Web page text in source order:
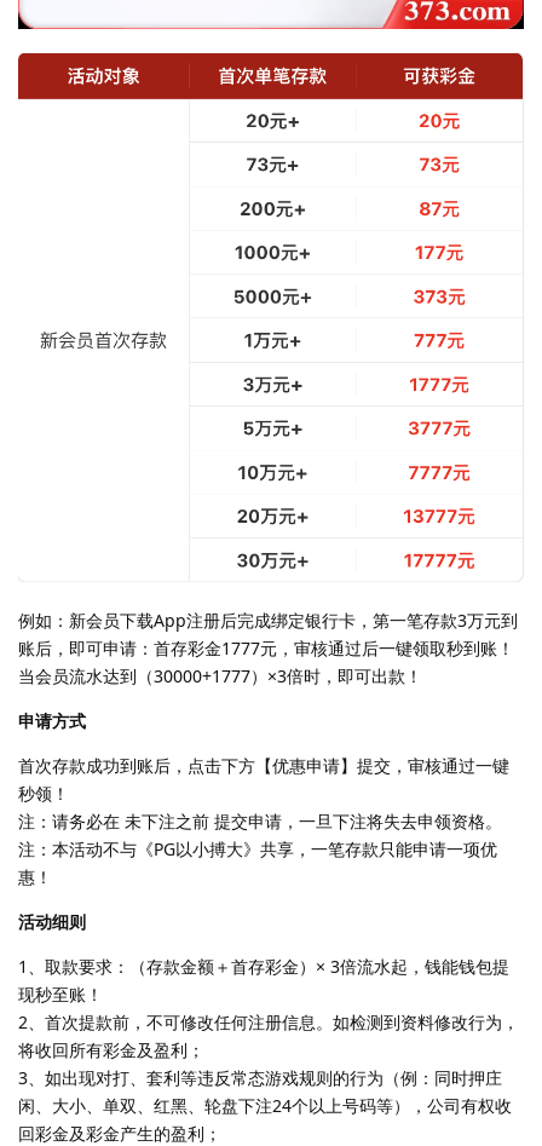
例如：新会员下载App注册后完成绑定银行卡，第一笔存款3万元到
账后，即可申请：首存彩金1777元，审核通过后一键领取秒到账！
当会员流水达到（30000+1777）×3倍时，即可出款！
申请方式
首次存款成功到账后，点击下方【优惠申请】提交，审核通过一键
秒领！
注：请务必在 未下注之前 提交申请，一旦下注将失去申领资格。
注：本活动不与《PG以小搏大》共享，一笔存款只能申请一项优
惠！
活动细则
1、取款要求：（存款金额＋首存彩金）× 3倍流水起，钱能钱包提
现秒至账！
2、首次提款前，不可修改任何注册信息。如检测到资料修改行为，
将收回所有彩金及盈利；
3、如出现对打、套利等违反常态游戏规则的行为（例：同时押庄
闲、大小、单双、红黑、轮盘下注24个以上号码等），公司有权收
回彩金及彩金产生的盈利；